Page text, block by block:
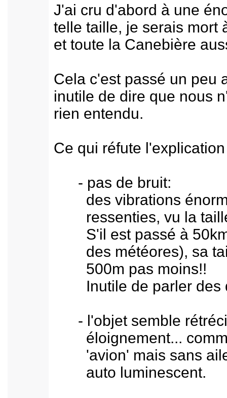
J'ai cru d'abord à une
telle taille, je serais mort
et toute la Canebière
Cela c'est passé un peu
inutile de dire que nous
rien entendu.
Ce qui réfute
- pas de bruit:
des vibrations
ressenties, vu la
S'il est passé à 50km
des météores), sa
500m pas moins!!
Inutile de parler des
- l'objet semble
éloignement...
'avion' mais sans aile
auto luminescent.